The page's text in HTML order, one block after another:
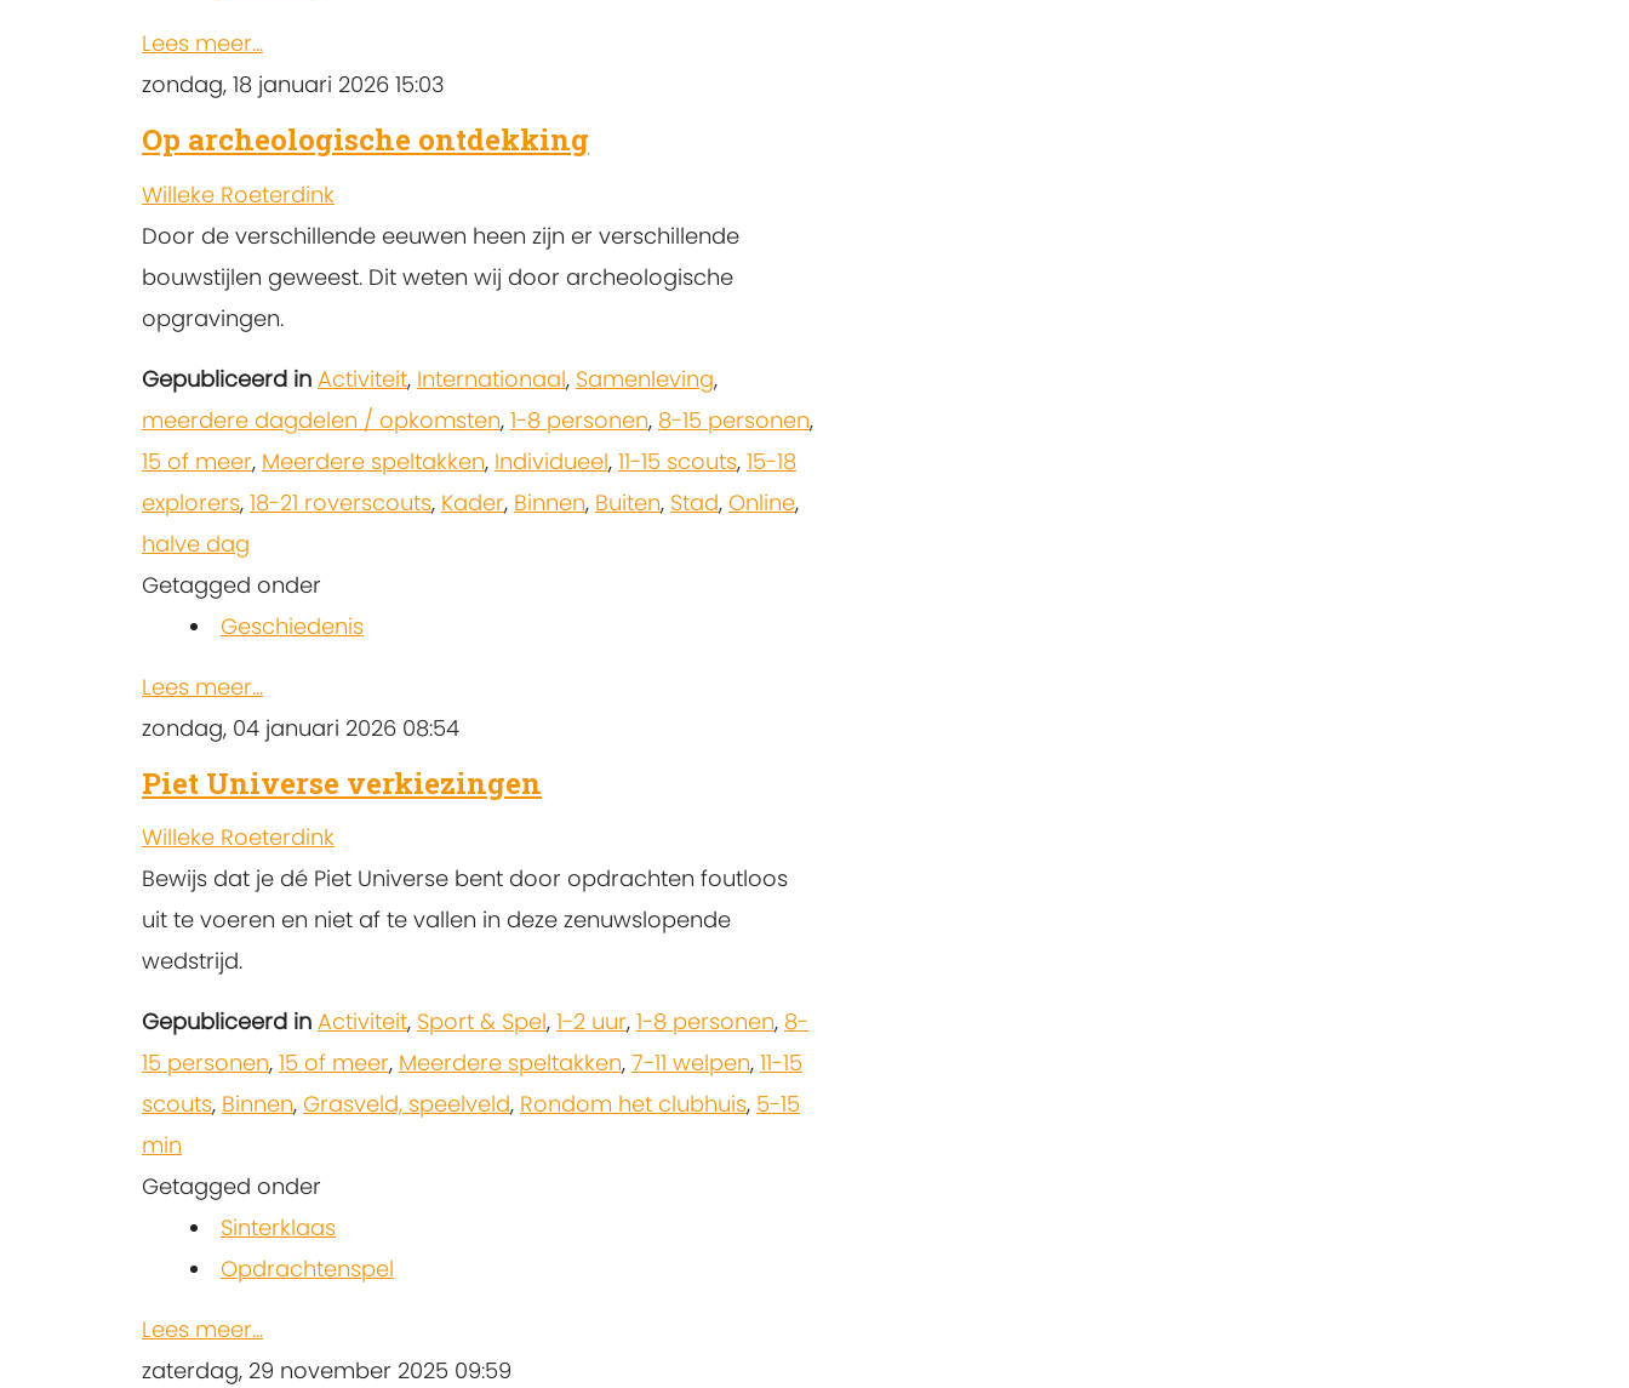
Lees meer...
zondag, 18 januari 2026 15:03
Op archeologische ontdekking
Willeke Roeterdink
Door de verschillende eeuwen heen zijn er verschillende
bouwstijlen geweest. Dit weten wij door archeologische
opgravingen.
Gepubliceerd in Activiteit, Internationaal, Samenleving,
meerdere dagdelen / opkomsten, 1-8 personen, 8-15 personen,
15 of meer, Meerdere speltakken, Individueel, 11-15 scouts, 15-18
explorers, 18-21 roverscouts, Kader, Binnen, Buiten, Stad, Online,
halve dag
Getagged onder
Geschiedenis
Lees meer...
zondag, 04 januari 2026 08:54
Piet Universe verkiezingen
Willeke Roeterdink
Bewijs dat je dé Piet Universe bent door opdrachten foutloos
uit te voeren en niet af te vallen in deze zenuwslopende
wedstrijd.
Gepubliceerd in Activiteit, Sport & Spel, 1-2 uur, 1-8 personen, 8-
15 personen, 15 of meer, Meerdere speltakken, 7-11 welpen, 11-15
scouts, Binnen, Grasveld, speelveld, Rondom het clubhuis, 5-15
min
Getagged onder
Sinterklaas
Opdrachtenspel
Lees meer...
zaterdag, 29 november 2025 09:59